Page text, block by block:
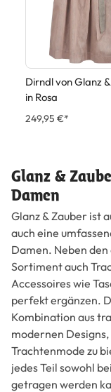
Dirndl von Glanz
in Rosa
249,95 €*
Glanz &
Damen
Glanz & Zauber ist
auch eine
Damen. Neben
Sortiment auch
Accessoires wie
perfekt ergänzen.
Kombination aus
modernen
Trachtenmode zu
jedes Teil sowohl
getragen werden